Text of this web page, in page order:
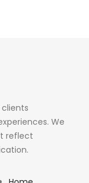
clients
We
reflect